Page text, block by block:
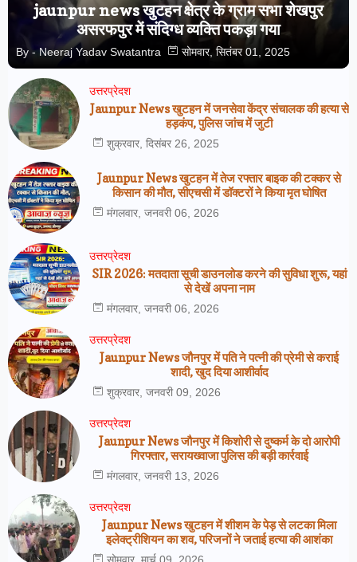
jaunpur news खुटहन क्षेत्र के ग्राम सभा शेखपुर
असरफपुर में संदिग्ध व्यक्ति पकड़ा गया
By - Neeraj Yadav Swatantra सोमवार, सितंबर 01, 2025
उत्तरप्रेदश
Jaunpur News खुटहन में जनसेवा केंद्र संचालक की हत्या से
हड़कंप, पुलिस जांच में जुटी
शुक्रवार, दिसंबर 26, 2025
Jaunpur News खुटहन में तेज रफ्तार बाइक की टक्कर से
किसान की मौत, सीएचसी में डॉक्टरों ने किया मृत घोषित
मंगलवार, जनवरी 06, 2026
उत्तरप्रेदश
SIR 2026: मतदाता सूची डाउनलोड करने की सुविधा शुरू, यहां
से देखें अपना नाम
मंगलवार, जनवरी 06, 2026
उत्तरप्रेदश
Jaunpur News जौनपुर में पति ने पत्नी की प्रेमी से कराई
शादी, खुद दिया आशीर्वाद
शुक्रवार, जनवरी 09, 2026
उत्तरप्रेदश
Jaunpur News जौनपुर में किशोरी से दुष्कर्म के दो आरोपी
गिरफ्तार, सरायख्वाजा पुलिस की बड़ी कार्रवाई
मंगलवार, जनवरी 13, 2026
उत्तरप्रेदश
Jaunpur News खुटहन में शीशम के पेड़ से लटका मिला
इलेक्ट्रीशियन का शव, परिजनों ने जताई हत्या की आशंका
सोमवार, मार्च 09, 2026